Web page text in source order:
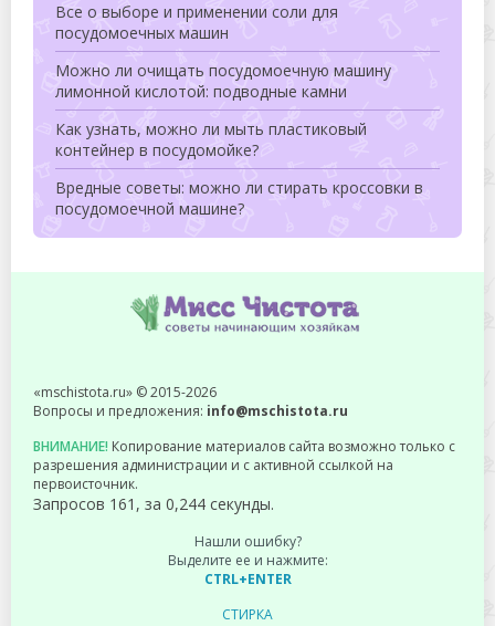
Все о выборе и применении соли для
посудомоечных машин
Можно ли очищать посудомоечную машину
лимонной кислотой: подводные камни
Как узнать, можно ли мыть пластиковый
контейнер в посудомойке?
Вредные советы: можно ли стирать кроссовки в
посудомоечной машине?
«mschistota.ru» © 2015-2026
Вопросы и предложения: info@mschistota.ru
ВНИМАНИЕ! Копирование материалов сайта возможно только с
разрешения администрации и с активной ссылкой на
первоисточник.
Запросов 161, за 0,244 секунды.
Нашли ошибку?
Выделите ее и нажмите:
CTRL+ENTER
СТИРКА